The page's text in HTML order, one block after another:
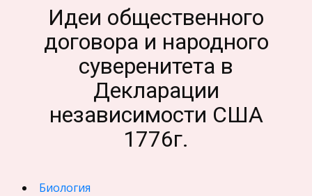
Идеи общественного
договора и народного
суверенитета в
Декларации
независимости США
1776г.
Биология